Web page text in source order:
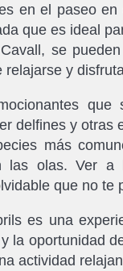
en el paseo
que es ideal
se
y
delfines y otras
más
las olas. Ver
que no te
es una
la oportunidad
actividad